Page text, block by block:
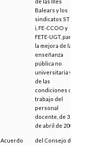
de las Illes
Balears y los
sindicatos STEI-
i, FE-CCOO y
FETE-UGT, para
la mejora de la
enseñanza
pública no
universitaria y
de las
condiciones de
trabajo del
personal
docente, de 30
de abril de 2002
Acuerdo
del Consejo de